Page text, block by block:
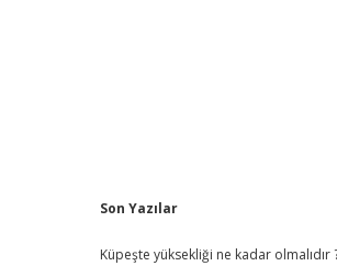
Sidebar
Son Yazılar
Küpeşte yüksekliği ne kadar olmalıdır